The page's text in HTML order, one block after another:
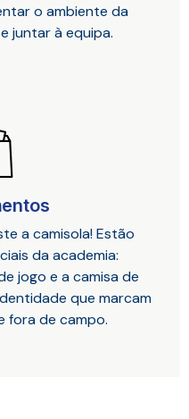
o ambiente da
juntar à equipa.
a camisola! Estão
da academia:
jogo e a camisa de
que marcam
fora de campo.